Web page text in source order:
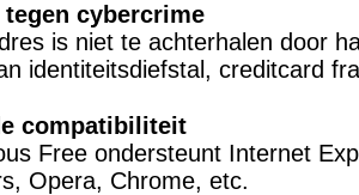
cybercrime
is niet te achterhalen door
identiteitsdiefstal, creditcard
compatibiliteit
Free ondersteunt Internet
Opera, Chrome, etc.